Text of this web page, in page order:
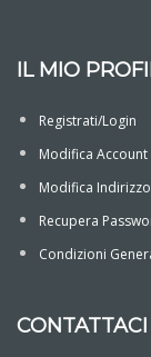
IL MIO
Registrati/Login
Modifica Account
Modifica Indirizzo
Recupera
Condizioni
CONTATTACI